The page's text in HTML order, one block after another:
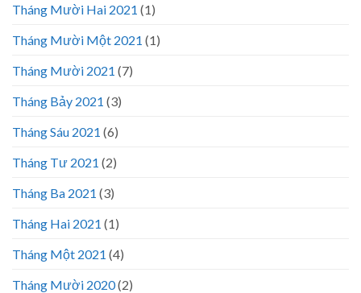
Tháng Mười Hai 2021 (1)
Tháng Mười Một 2021 (1)
Tháng Mười 2021 (7)
Tháng Bảy 2021 (3)
Tháng Sáu 2021 (6)
Tháng Tư 2021 (2)
Tháng Ba 2021 (3)
Tháng Hai 2021 (1)
Tháng Một 2021 (4)
Tháng Mười 2020(2)